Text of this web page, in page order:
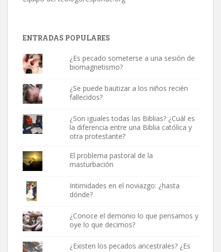
ENTRADAS POPULARES
¿Es pecado someterse a una sesión de
biomagnetismo?
¿Se puede bautizar a los niños recién
fallecidos?
¿Son iguales todas las Biblias? ¿Cuál es
la diferencia entre una Biblia católica y
otra protestante?
El problema pastoral de la
masturbación
Intimidades en el noviazgo: ¿hasta
dónde?
¿Conoce el demonio lo que pensamos y
oye lo que decimos?
¿Existen los pecados ancestrales? ¿Es